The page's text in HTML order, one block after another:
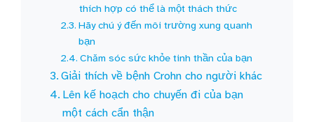
thích hợp có thể là một thách thức
Hãy chú ý đến môi trường xung quanh
bạn
Chăm sóc sức khỏe tinh thần của bạn
Giải thích về bệnh Crohn cho người khác
Lên kế hoạch cho chuyến đi của bạn
một cách cẩn thận